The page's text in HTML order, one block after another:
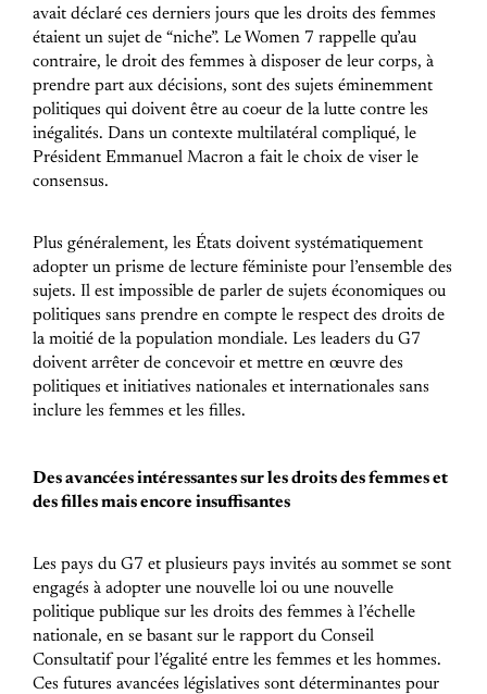
avait déclaré ces derniers jours que les droits des femmes
étaient un sujet de “niche”. Le Women 7 rappelle qu’au
contraire, le droit des femmes à disposer de leur corps, à
prendre part aux décisions, sont des sujets éminemment
politiques qui doivent être au coeur de la lutte contre les
inégalités. Dans un contexte multilatéral compliqué, le
Président Emmanuel Macron a fait le choix de viser le
consensus.
Plus généralement, les États doivent systématiquement
adopter un prisme de lecture féministe pour l’ensemble des
sujets. Il est impossible de parler de sujets économiques ou
politiques sans prendre en compte le respect des droits de
la moitié de la population mondiale. Les leaders du G7
doivent arrêter de concevoir et mettre en œuvre des
politiques et initiatives nationales et internationales sans
inclure les femmes et les filles.
Des avancées intéressantes sur les droits des femmes et
des filles mais encore insuffisantes
Les pays du G7 et plusieurs pays invités au sommet se sont
engagés à adopter une nouvelle loi ou une nouvelle
politique publique sur les droits des femmes à l’échelle
nationale, en se basant sur le rapport du Conseil
Consultatif pour l’égalité entre les femmes et les hommes.
Ces futures avancées législatives sont déterminantes pour